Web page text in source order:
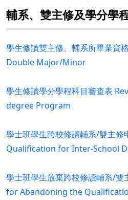
輔系、雙主修及學分學
學生修讀雙主修、輔系所畢業資
Double Major/Minor
學生修讀學分學程科目審查表
degree Program
學士班學生跨校修讀輔系/雙主修
Qualification for Inter-School
學士班學生放棄跨校修讀輔系/雙
for Abandoning the